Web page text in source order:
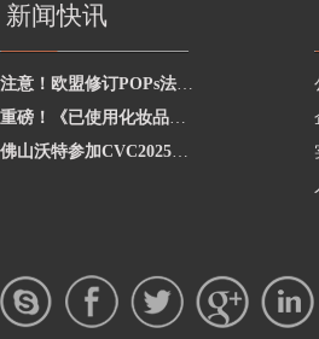
新闻快讯
注意！欧盟修订POPs法规中PFOS相关限制要求
重磅！《已使用化妆品原料目录》实施“两个清单”动态管理
佛山沃特参加CVC2025E03端子骚扰电压试验能力验证 获“满意”结果